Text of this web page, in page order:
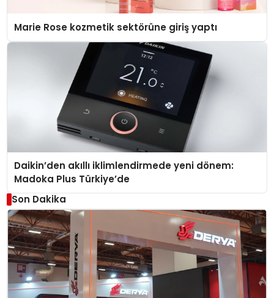
Marie Rose kozmetik sektörüne giriş yaptı
Daikin’den akıllı iklimlendirmede yeni dönem:
Madoka Plus Türkiye’de
Son Dakika